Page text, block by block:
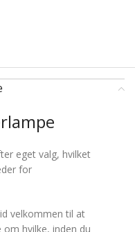
eget valg, hvilket
for
velkommen til at
hvilke, inden du